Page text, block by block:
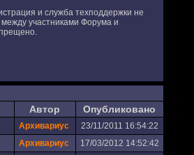
и служба техподдержки не
участниками Форума и
Автор Опубликовано
Архивариус
23/11/2011 16:54:22
Архивариус
17/03/2012 14:52:42